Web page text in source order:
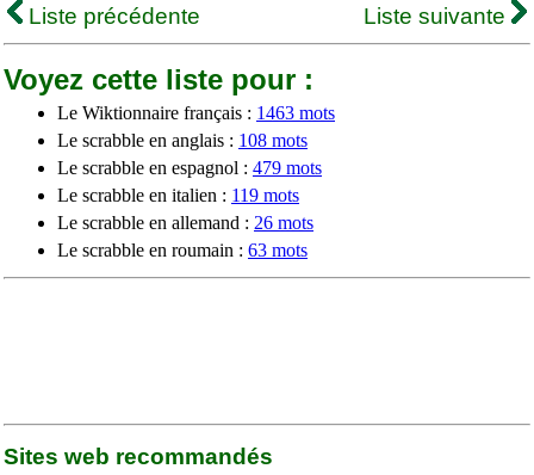
Liste précédente
Liste suivante
Voyez cette liste pour :
Le Wiktionnaire français : 1463 mots
Le scrabble en anglais : 108 mots
Le scrabble en espagnol : 479 mots
Le scrabble en italien : 119 mots
Le scrabble en allemand : 26 mots
Le scrabble en roumain : 63 mots
Sites web recommandés